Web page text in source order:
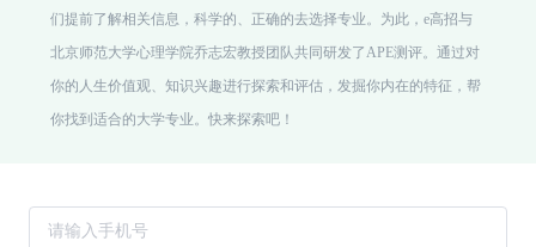
们提前了解相关信息，科学的、正确的去选择专业。为此，e高招与
北京师范大学心理学院乔志宏教授团队共同研发了APE测评。通过对
你的人生价值观、知识兴趣进行探索和评估，发掘你内在的特征，帮
你找到适合的大学专业。快来探索吧！